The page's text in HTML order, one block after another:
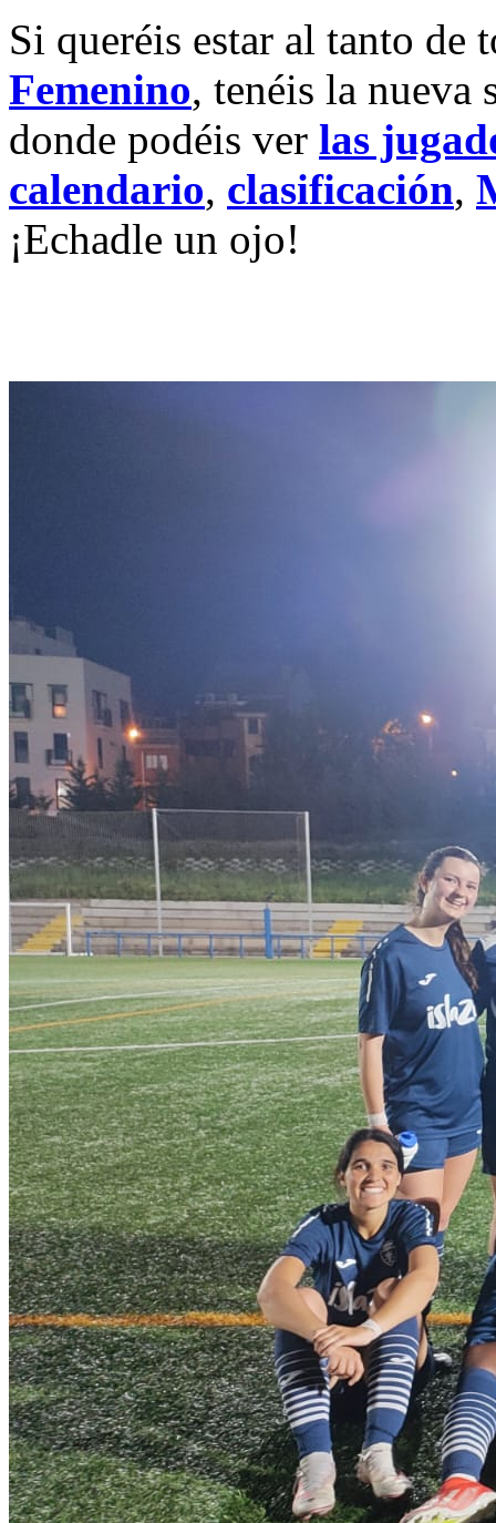
Si queréis estar al tanto de
Femenino, tenéis la nueva
donde podéis ver las
calendario, clasificación,
¡Echadle un ojo!